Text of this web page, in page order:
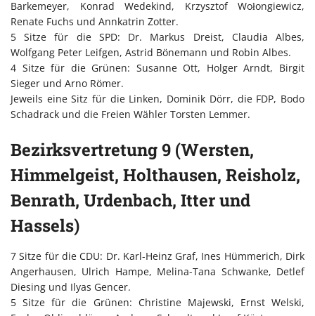
Barkemeyer, Konrad Wedekind, Krzysztof Wołongiewicz,
Renate Fuchs und Annkatrin Zotter.
5 Sitze für die SPD: Dr. Markus Dreist, Claudia Albes,
Wolfgang Peter Leifgen, Astrid Bönemann und Robin Albes.
4 Sitze für die Grünen: Susanne Ott, Holger Arndt, Birgit
Sieger und Arno Römer.
Jeweils eine Sitz für die Linken, Dominik Dörr, die FDP, Bodo
Schadrack und die Freien Wähler Torsten Lemmer.
Bezirksvertretung 9 (Wersten,
Himmelgeist, Holthausen, Reisholz,
Benrath, Urdenbach, Itter und
Hassels)
7 Sitze für die CDU: Dr. Karl-Heinz Graf, Ines Hümmerich, Dirk
Angerhausen, Ulrich Hampe, Melina-Tana Schwanke, Detlef
Diesing und Ilyas Gencer.
5 Sitze für die Grünen: Christine Majewski, Ernst Welski,